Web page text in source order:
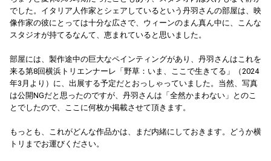
でした。イタリア人作家とシェアしているという丹羽さんの部屋は、映
像作家の彼にとっては十分な広さで、ウィーンのまん真ん中に、こんな
スタジオが持てるなんて、恵まれていると思いました。
部屋には、製作途中の巨大なペインティングがあり、丹羽さんはこれを
来る第8回横浜トリエンナーレ「野草：いま、ここで生きてる」（2024
年3月より）に、出展する予定だとおっしゃっていました。当然、写真
は公開NGだと思ったのですが、丹羽さんは「全然かまわない」とのこ
とでしたので、ここに何枚か掲載させて頂きます。
もっとも、これがどんな作品かは、まだ内緒にしておきます。どうか横
トリまでお運びください。